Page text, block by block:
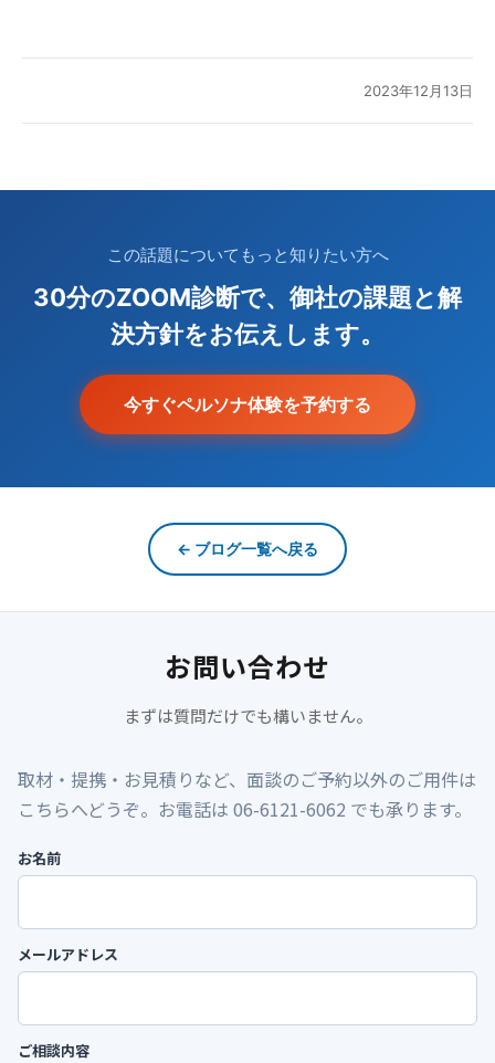
2023年12月13日
この話題についてもっと知りたい方へ
30分のZOOM診断で、御社の課題と解
決方針をお伝えします。
今すぐペルソナ体験を予約する
← ブログ一覧へ戻る
お問い合わせ
まずは質問だけでも構いません。
取材・提携・お見積りなど、面談のご予約以外のご用件は
こちらへどうぞ。お電話は 06-6121-6062 でも承ります。
お名前
メールアドレス
ご相談内容